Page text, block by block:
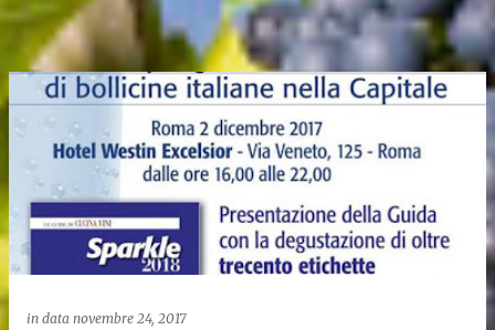
in data novembre 24, 2017